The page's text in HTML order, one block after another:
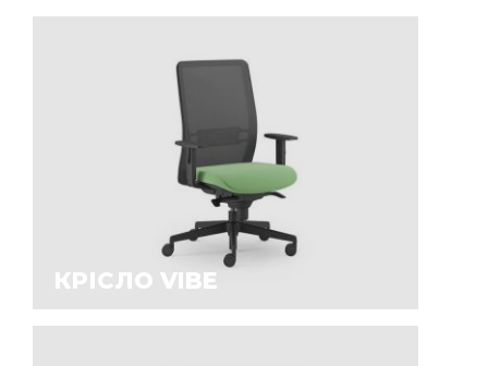
КРІСЛО VIBE